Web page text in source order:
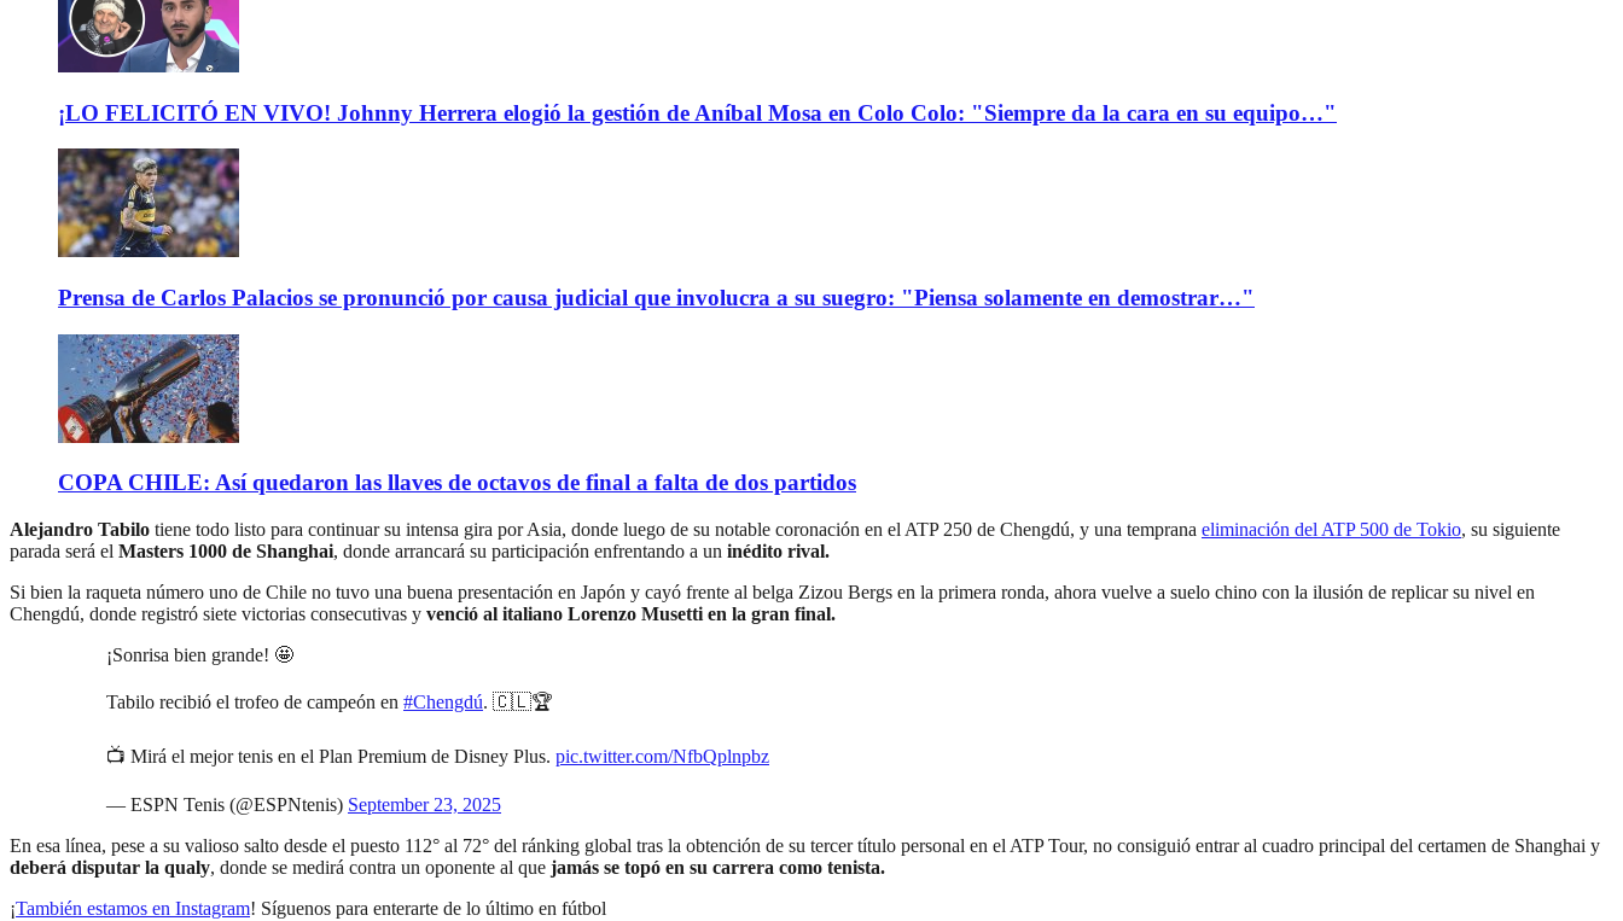
¡LO FELICITÓ EN VIVO! Johnny Herrera elogió la gestión de Aníbal Mosa en Colo Colo: "Siempre da la cara en su equipo…"
Prensa de Carlos Palacios se pronunció por causa judicial que involucra a su suegro: "Piensa solamente en demostrar…"
COPA CHILE: Así quedaron las llaves de octavos de final a falta de dos partidos
Alejandro Tabilo tiene todo listo para continuar su intensa gira por Asia, donde luego de su notable coronación en el ATP 250 de Chengdú, y una temprana eliminación del ATP 500 de Tokio, su siguiente
parada será el Masters 1000 de Shanghai, donde arrancará su participación enfrentando a un inédito rival.
Si bien la raqueta número uno de Chile no tuvo una buena presentación en Japón y cayó frente al belga Zizou Bergs en la primera ronda, ahora vuelve a suelo chino con la ilusión de replicar su nivel en
Chengdú, donde registró siete victorias consecutivas y venció al italiano Lorenzo Musetti en la gran final.
¡Sonrisa bien grande! 🤩
Tabilo recibió el trofeo de campeón en #Chengdú. 🇨🇱🏆
📺 Mirá el mejor tenis en el Plan Premium de Disney Plus. pic.twitter.com/NfbQplnpbz
— ESPN Tenis (@ESPNtenis) September 23, 2025
En esa línea, pese a su valioso salto desde el puesto 112° al 72° del ránking global tras la obtención de su tercer título personal en el ATP Tour, no consiguió entrar al cuadro principal del certamen de Shanghai y
deberá disputar la qualy, donde se medirá contra un oponente al que jamás se topó en su carrera como tenista.
¡También estamos en Instagram! Síguenos para enterarte de lo último en fútbol